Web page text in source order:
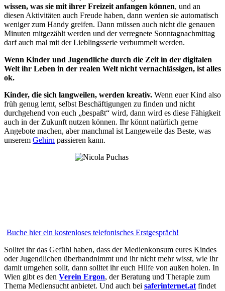
wissen, was sie mit ihrer Freizeit anfangen können, und an
diesen Aktivitäten auch Freude haben, dann werden sie automatisch
weniger zum Handy greifen. Dann müssen auch nicht die genauen
Minuten mitgezählt werden und der verregnete Sonntagnachmittag
darf auch mal mit der Lieblingsserie verbummelt werden.
Wenn Kinder und Jugendliche durch die Zeit in der digitalen
Welt ihr Leben in der realen Welt nicht vernachlässigen, ist alles
ok.
Kinder, die sich langweilen, werden kreativ. Wenn euer Kind also
früh genug lernt, selbst Beschäftigungen zu finden und nicht
durchgehend von euch „bespaßt“ wird, dann wird es diese Fähigkeit
auch in der Zukunft nutzen können. Ihr könnt natürlich gerne
Angebote machen, aber manchmal ist Langeweile das Beste, was
unserem Gehirn passieren kann.
Buche hier ein kostenloses telefonisches Erstgespräch!
Solltet ihr das Gefühl haben, dass der Medienkonsum eures Kindes
oder Jugendlichen überhandnimmt und ihr nicht mehr wisst, wie ihr
damit umgehen sollt, dann solltet ihr euch Hilfe von außen holen. In
Wien gibt es den Verein Ergon, der Beratung und Therapie zum
Thema Mediensucht anbietet. Und auch bei saferinternet.at findet